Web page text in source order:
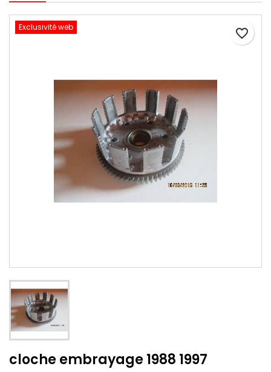
Exclusivité web
cloche embrayage 1988 1997
favorite_border